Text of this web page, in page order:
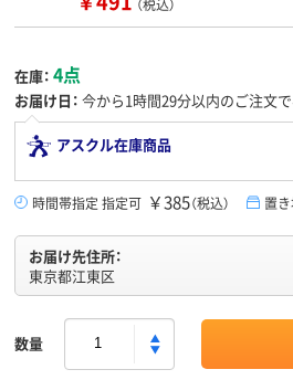
在庫： 4点
お届け日： 今から1時間29分以内のご注文で
アスクル在庫商品
時間帯指定 指定可 ￥385（税込） 置
お届け先住所：
東京都江東区
数量